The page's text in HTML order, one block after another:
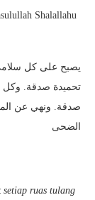
Shalallahu
يصبح على كل
تحميدة صدقة. وكل
صدقة. ونهي عن
الضحى
setiap ruas tulang